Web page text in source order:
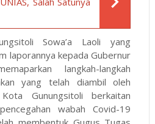
Sowa’a Laoli yang
laporannya kepada Gubernur
langkah-langkah
yang telah diambil oleh
Gunungsitoli berkaitan
wabah Covid-19